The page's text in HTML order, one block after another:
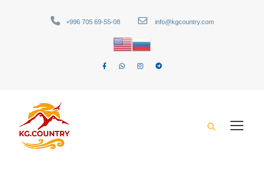
+996 705 69-55-08 info@kgcountry.com